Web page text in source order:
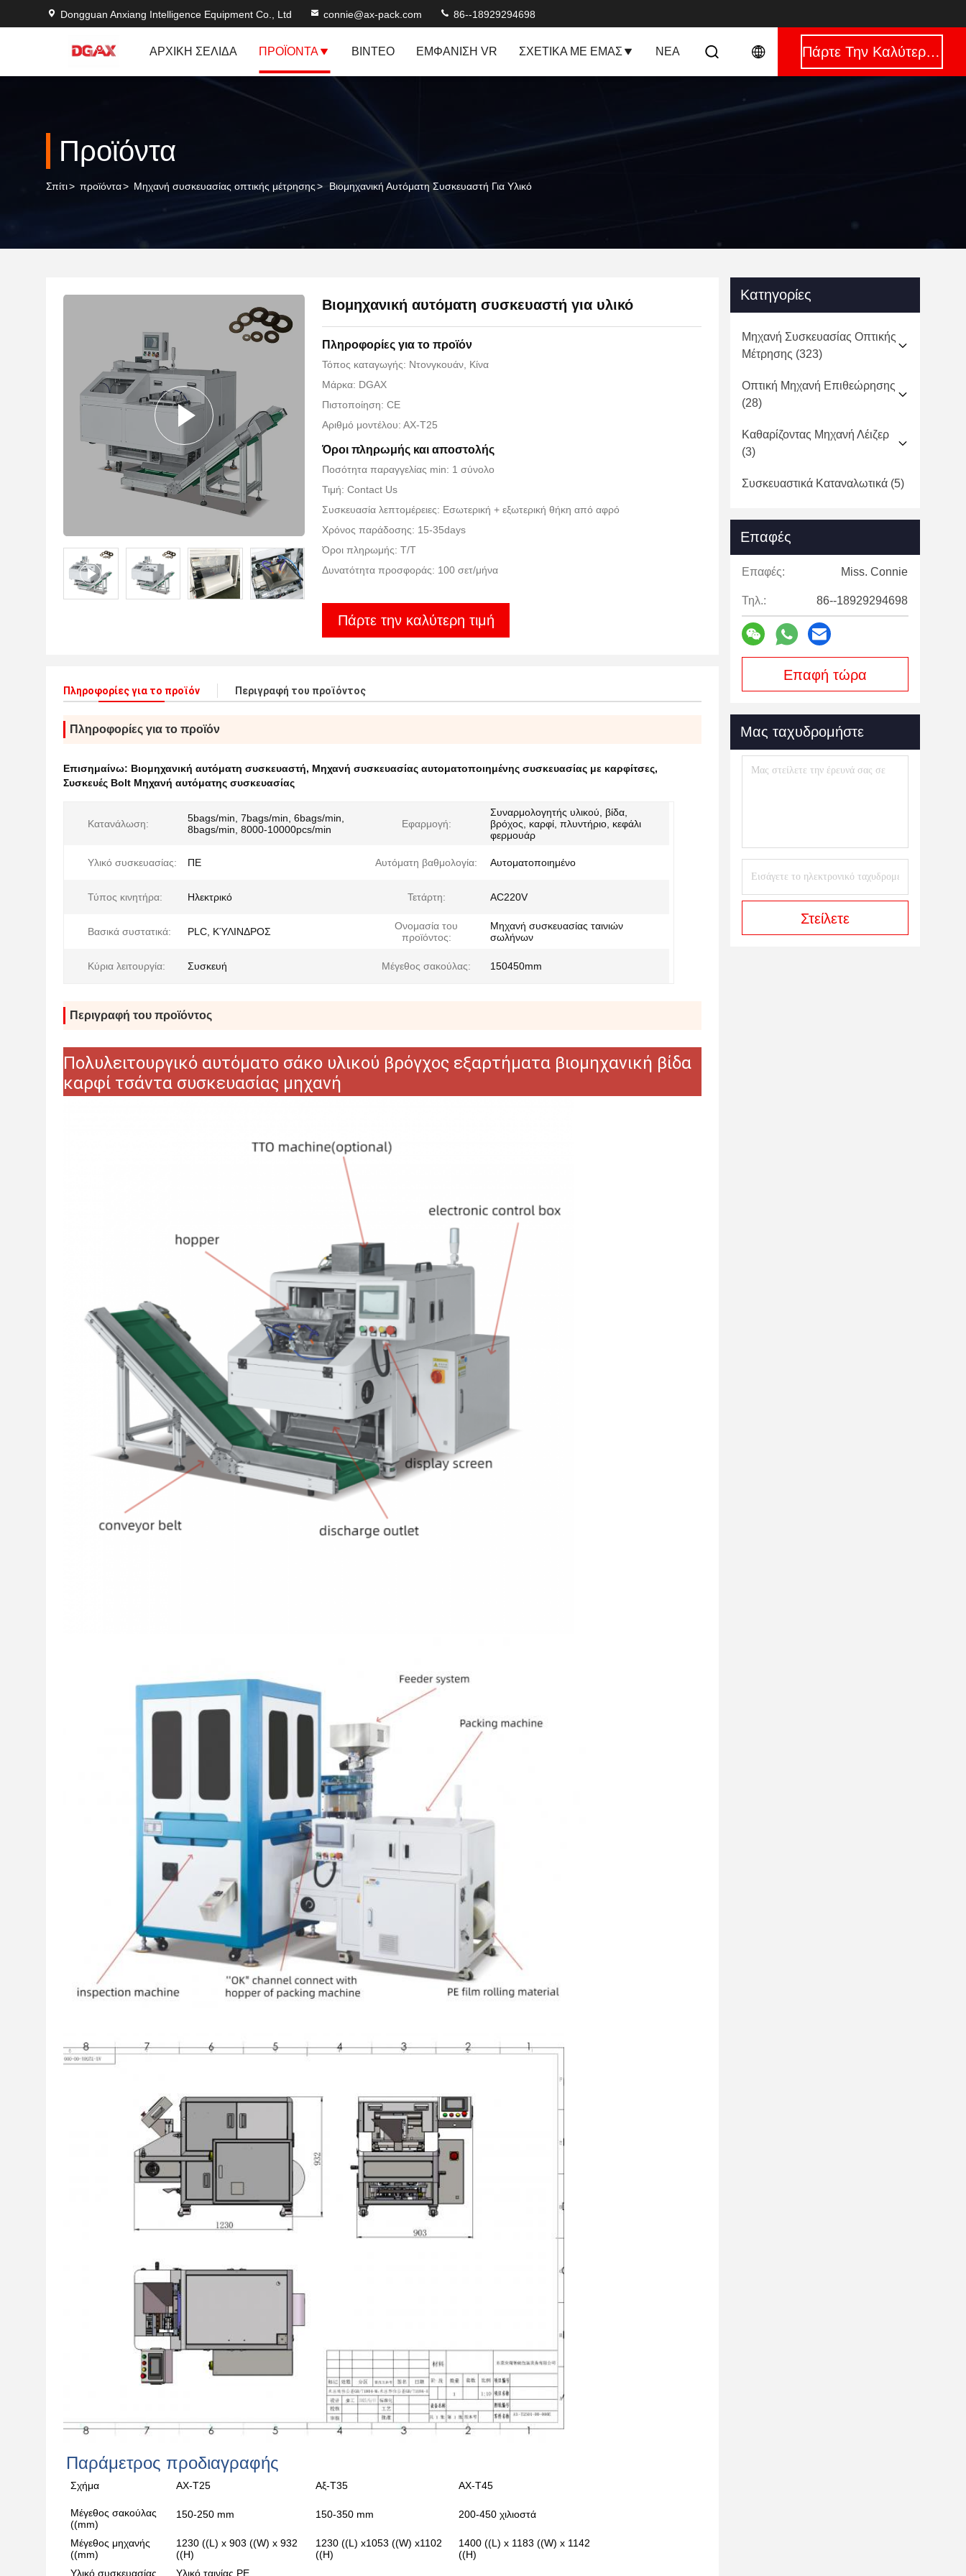
Dongguan Anxiang Intelligence Equipment Co., Ltd connie@ax-pack.com 86--18929294698
ΑΡΧΙΚΉ ΣΕΛΊΔΑ ΠΡΟΪΌΝΤΑ ΒΊΝΤΕΟ ΕΜΦΆΝΙΣΗ VR ΣΧΕΤΙΚΆ ΜΕ ΕΜΆΣ ΝΈΑ Πάρτε Την Καλύτερη Τιμή
Προϊόντα
Σπίτι> προϊόντα> Μηχανή συσκευασίας οπτικής μέτρησης> Βιομηχανική Αυτόματη Συσκευαστή Για Υλικό
Βιομηχανική αυτόματη συσκευαστή για υλικό
Πληροφορίες για το προϊόν
Τόπος καταγωγής: Ντονγκουάν, Κίνα
Μάρκα: DGAX
Πιστοποίηση: CE
Αριθμό μοντέλου: ΑΧ-Τ25
Όροι πληρωμής και αποστολής
Ποσότητα παραγγελίας min: 1 σύνολο
Τιμή: Contact Us
Συσκευασία λεπτομέρειες: Εσωτερική + εξωτερική θήκη από αφρό
Χρόνος παράδοσης: 15-35days
Όροι πληρωμής: Τ/Τ
Δυνατότητα προσφοράς: 100 σετ/μήνα
Πάρτε την καλύτερη τιμή
Πληροφορίες για το προϊόν Περιγραφή του προϊόντος
Πληροφορίες για το προϊόν
Επισημαίνω: Βιομηχανική αυτόματη συσκευαστή, Μηχανή συσκευασίας αυτοματοποιημένης συσκευασίας με καρφίτσες,
Συσκευές Bolt Μηχανή αυτόματης συσκευασίας
Κατανάλωση:
5bags/min, 7bags/min, 6bags/min,
8bags/min, 8000-10000pcs/min
Εφαρμογή:
Συναρμολογητής υλικού, βίδα,
βρόχος, καρφί, πλυντήριο, κεφάλι
φερμουάρ
Υλικό συσκευασίας: ΠΕ Αυτόματη βαθμολογία: Αυτοματοποιημένο
Τύπος κινητήρα: Ηλεκτρικό Τετάρτη: AC220V
Βασικά συστατικά: PLC, ΚΎΛΙΝΔΡΟΣ
Ονομασία του
προϊόντος:
Μηχανή συσκευασίας ταινιών
σωλήνων
Κύρια λειτουργία: Συσκευή Μέγεθος σακούλας: 150450mm
Περιγραφή του προϊόντος
Πολυλειτουργικό αυτόματο σάκο υλικού βρόγχος εξαρτήματα βιομηχανική βίδα
καρφί τσάντα συσκευασίας μηχανή
Παράμετρος προδιαγραφής
Σχήμα ΑΧ-Τ25 Αξ-Τ35 AX-T45
Μέγεθος σακούλας
((mm)
150-250 mm 150-350 mm 200-450 χιλιοστά
Μέγεθος μηχανής
((mm)
1230 ((L) x 903 ((W) x 932
((H)
1230 ((L) x1053 ((W) x1102
((H)
1400 ((L) x 1183 ((W) x 1142
((H)
Υλικό συσκευασίας
Υλικό ταινίας PE
Κατηγορίες
Μηχανή Συσκευασίας Οπτικής
Μέτρησης (323)
Οπτική Μηχανή Επιθεώρησης
(28)
Καθαρίζοντας Μηχανή Λέιζερ
(3)
Συσκευαστικά Καταναλωτικά (5)
Επαφές
Επαφές: Miss. Connie
Τηλ.: 86--18929294698
Επαφή τώρα
Μας ταχυδρομήστε
Στείλετε